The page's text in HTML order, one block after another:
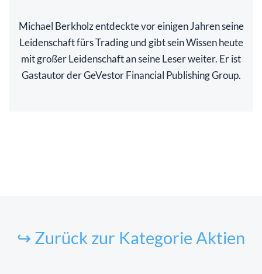
Michael Berkholz entdeckte vor einigen Jahren seine
Leidenschaft fürs Trading und gibt sein Wissen heute
mit großer Leidenschaft an seine Leser weiter. Er ist
Gastautor der GeVestor Financial Publishing Group.
↪ Zurück zur Kategorie Aktien